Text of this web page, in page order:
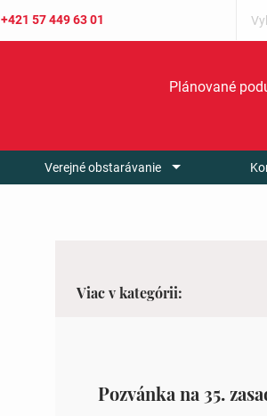
+421 57 449 63 01
Plánované
Verejné obstarávanie
Viac v kategórii: